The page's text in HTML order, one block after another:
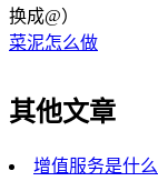
换成@）
菜泥怎么做
其他文章
增值服务是什么